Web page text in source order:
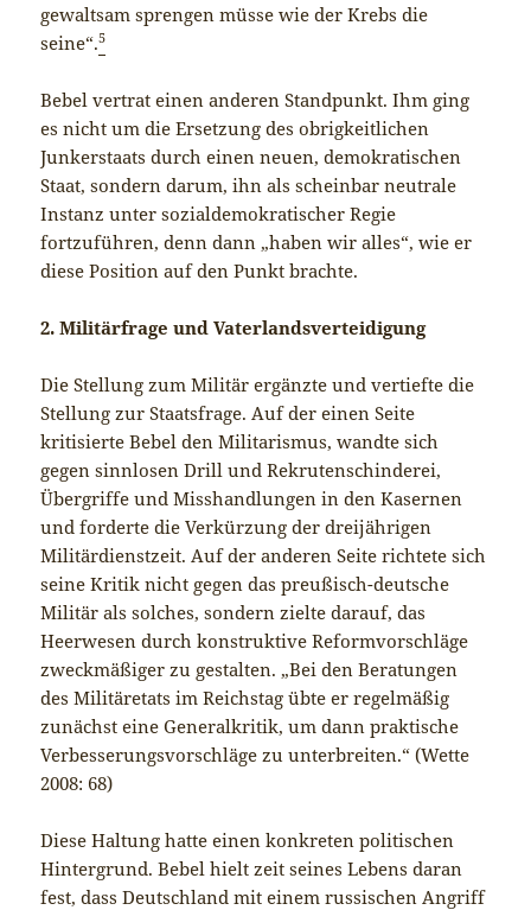
gewaltsam sprengen müsse wie der Krebs die
seine“.5
Bebel vertrat einen anderen Standpunkt. Ihm ging
es nicht um die Ersetzung des obrigkeitlichen
Junkerstaats durch einen neuen, demokratischen
Staat, sondern darum, ihn als scheinbar neutrale
Instanz unter sozialdemokratischer Regie
fortzuführen, denn dann „haben wir alles“, wie er
diese Position auf den Punkt brachte.
2. Militärfrage und Vaterlandsverteidigung
Die Stellung zum Militär ergänzte und vertiefte die
Stellung zur Staatsfrage. Auf der einen Seite
kritisierte Bebel den Militarismus, wandte sich
gegen sinnlosen Drill und Rekrutenschinderei,
Übergriffe und Misshandlungen in den Kasernen
und forderte die Verkürzung der dreijährigen
Militärdienstzeit. Auf der anderen Seite richtete sich
seine Kritik nicht gegen das preußisch-deutsche
Militär als solches, sondern zielte darauf, das
Heerwesen durch konstruktive Reformvorschläge
zweckmäßiger zu gestalten. „Bei den Beratungen
des Militäretats im Reichstag übte er regelmäßig
zunächst eine Generalkritik, um dann praktische
Verbesserungsvorschläge zu unterbreiten.“ (Wette
2008: 68)
Diese Haltung hatte einen konkreten politischen
Hintergrund. Bebel hielt zeit seines Lebens daran
fest, dass Deutschland mit einem russischen Angriff